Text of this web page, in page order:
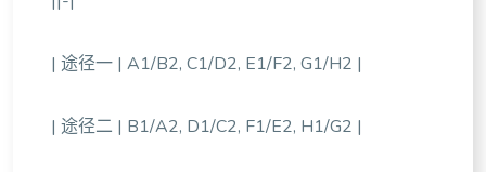
| 途径一 | A1/B2, C1/D2, E1/F2, G1/H2 |
| 途径二 | B1/A2, D1/C2, F1/E2, H1/G2 |